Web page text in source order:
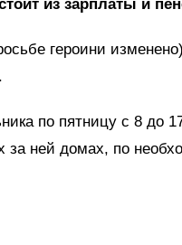
из зарплаты и
героини
по пятницу с 8 до
за ней домах, по